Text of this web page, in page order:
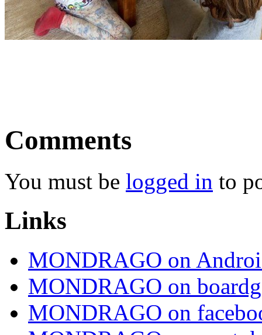
Comments
You must be logged in to
Links
MONDRAGO on
MONDRAGO on
MONDRAGO on